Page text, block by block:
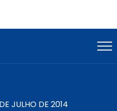
JULHO DE 2014